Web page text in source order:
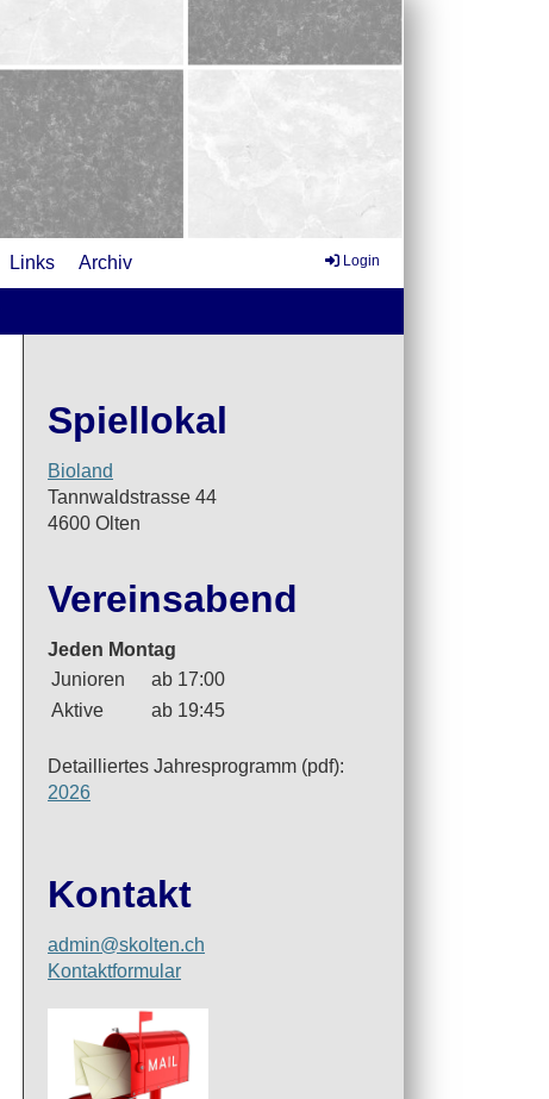
Links Archiv Login
Spiellokal
Bioland
Tannwaldstrasse 44
4600 Olten
Vereinsabend
Jeden Montag
Junioren
ab 17:00
Aktive
ab 19:45
Detailliertes Jahresprogramm (pdf):
2026
Kontakt
admin@skolten.ch
Kontaktformular